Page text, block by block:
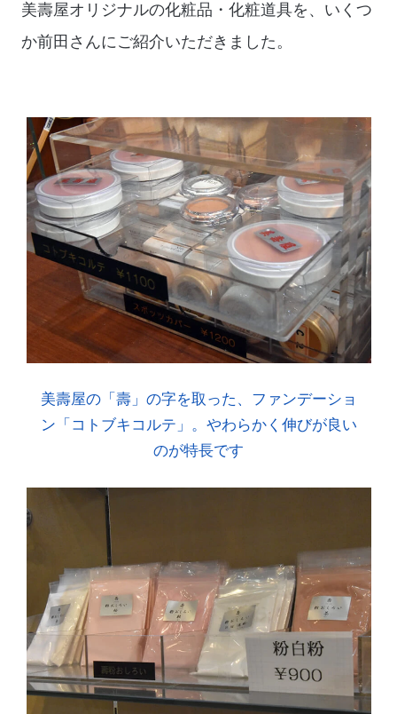
美壽屋オリジナルの化粧品・化粧道具を、いくつ
か前田さんにご紹介いただきました。
美壽屋の「壽」の字を取った、ファンデーショ
ン「コトブキコルテ」。やわらかく伸びが良い
のが特長です